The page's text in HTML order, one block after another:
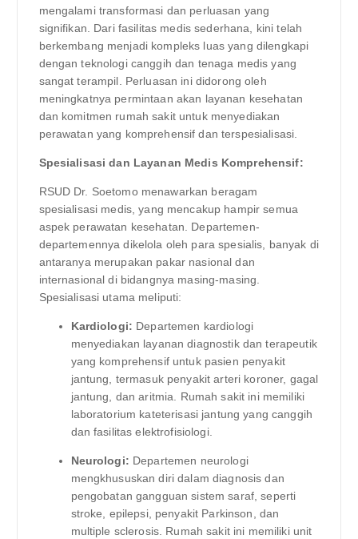
mengalami transformasi dan perluasan yang
signifikan. Dari fasilitas medis sederhana, kini telah
berkembang menjadi kompleks luas yang dilengkapi
dengan teknologi canggih dan tenaga medis yang
sangat terampil. Perluasan ini didorong oleh
meningkatnya permintaan akan layanan kesehatan
dan komitmen rumah sakit untuk menyediakan
perawatan yang komprehensif dan terspesialisasi.
Spesialisasi dan Layanan Medis Komprehensif:
RSUD Dr. Soetomo menawarkan beragam
spesialisasi medis, yang mencakup hampir semua
aspek perawatan kesehatan. Departemen-
departemennya dikelola oleh para spesialis, banyak di
antaranya merupakan pakar nasional dan
internasional di bidangnya masing-masing.
Spesialisasi utama meliputi:
Kardiologi: Departemen kardiologi
menyediakan layanan diagnostik dan terapeutik
yang komprehensif untuk pasien penyakit
jantung, termasuk penyakit arteri koroner, gagal
jantung, dan aritmia. Rumah sakit ini memiliki
laboratorium kateterisasi jantung yang canggih
dan fasilitas elektrofisiologi.
Neurologi: Departemen neurologi
mengkhususkan diri dalam diagnosis dan
pengobatan gangguan sistem saraf, seperti
stroke, epilepsi, penyakit Parkinson, dan
multiple sclerosis. Rumah sakit ini memiliki unit